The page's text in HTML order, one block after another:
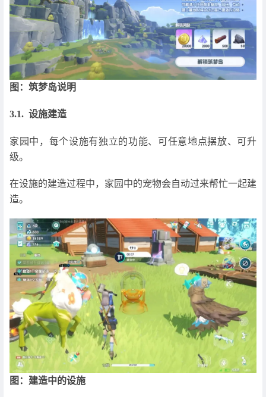
图：筑梦岛说明
3.1. 设施建造
家园中，每个设施有独立的功能、可任意地点摆放、可升
级。
在设施的建造过程中，家园中的宠物会自动过来帮忙一起建
造。
图：建造中的设施